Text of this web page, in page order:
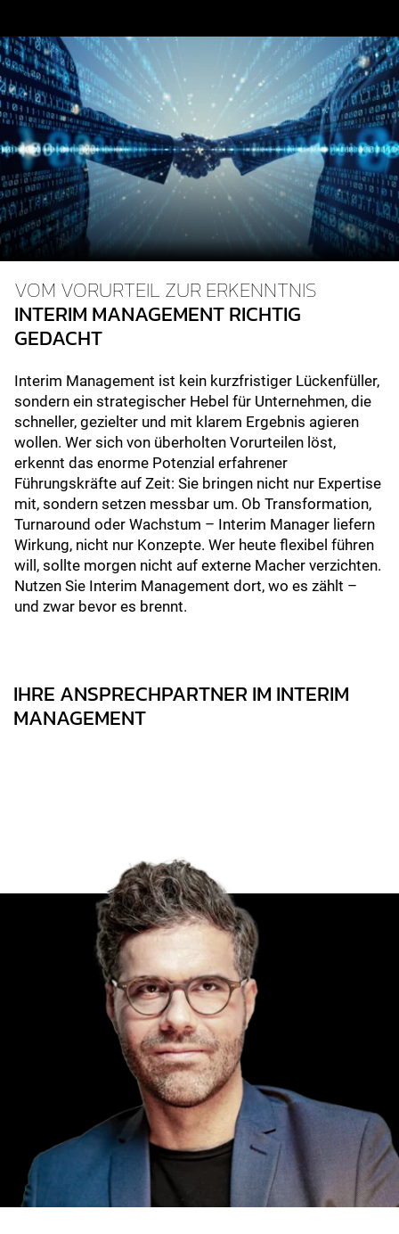
VOM VORURTEIL ZUR ERKENNTNIS
INTERIM MANAGEMENT RICHTIG
GEDACHT
Interim Management ist kein kurzfristiger Lückenfüller,
sondern ein strategischer Hebel für Unternehmen, die
schneller, gezielter und mit klarem Ergebnis agieren
wollen. Wer sich von überholten Vorurteilen löst,
erkennt das enorme Potenzial erfahrener
Führungskräfte auf Zeit: Sie bringen nicht nur Expertise
mit, sondern setzen messbar um. Ob Transformation,
Turnaround oder Wachstum – Interim Manager liefern
Wirkung, nicht nur Konzepte. Wer heute flexibel führen
will, sollte morgen nicht auf externe Macher verzichten.
Nutzen Sie Interim Management dort, wo es zählt –
und zwar bevor es brennt.
IHRE ANSPRECHPARTNER IM INTERIM
MANAGEMENT